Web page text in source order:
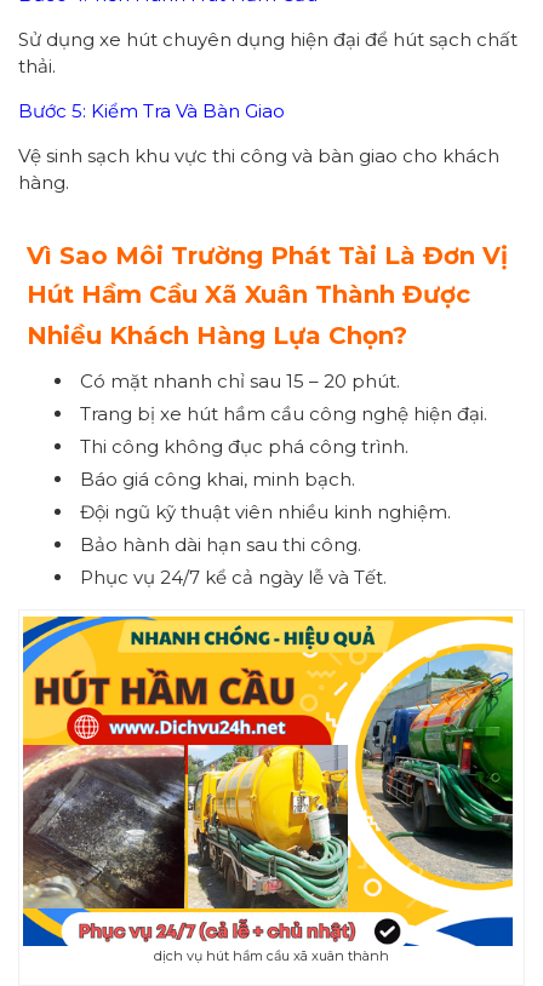
Sử dụng xe hút chuyên dụng hiện đại để hút sạch chất
thải.
Bước 5: Kiểm Tra Và Bàn Giao
Vệ sinh sạch khu vực thi công và bàn giao cho khách
hàng.
Vì Sao Môi Trường Phát Tài Là Đơn Vị
Hút Hầm Cầu Xã Xuân Thành Được
Nhiều Khách Hàng Lựa Chọn?
Có mặt nhanh chỉ sau 15 – 20 phút.
Trang bị xe hút hầm cầu công nghệ hiện đại.
Thi công không đục phá công trình.
Báo giá công khai, minh bạch.
Đội ngũ kỹ thuật viên nhiều kinh nghiệm.
Bảo hành dài hạn sau thi công.
Phục vụ 24/7 kể cả ngày lễ và Tết.
dịch vụ hút hầm cầu xã xuân thành